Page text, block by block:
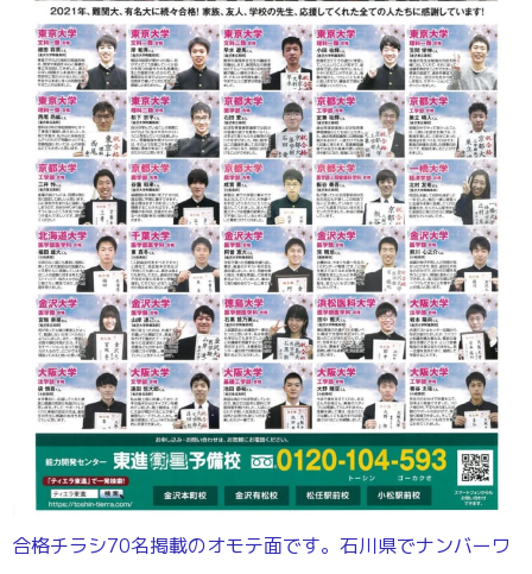
合格チラシ70名掲載のオモテ面です。石川県でナンバーワ